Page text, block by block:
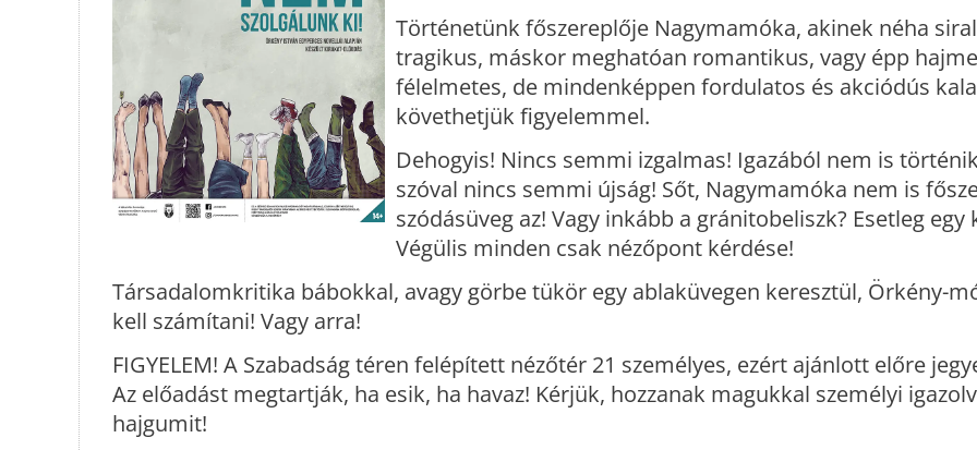
Történetünk főszereplője Nagymamóka, akinek néha
tragikus, máskor meghatóan romantikus, vagy épp
félelmetes, de mindenképpen fordulatos és akciódús
követhetjük figyelemmel.
Dehogyis! Nincs semmi izgalmas! Igazából nem is
szóval nincs semmi újság! Sőt, Nagymamóka nem is
szódásüveg az! Vagy inkább a gránitobeliszk? Esetleg egy
Végülis minden csak nézőpont kérdése!
Társadalomkritika bábokkal, avagy görbe tükör egy ablaküvegen keresztül, Örkény-
kell számítani! Vagy arra!
FIGYELEM! A Szabadság téren felépített nézőtér 21 személyes, ezért ajánlott előre
Az előadást megtartják, ha esik, ha havaz! Kérjük, hozzanak magukkal személyi
hajgumit!